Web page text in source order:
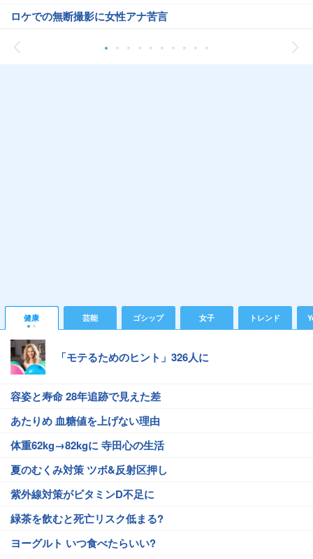
ロケでの無断撮影に女性アナ苦言
健康 芸能 ゴシップ 女子 トレンド
「モテるためのヒント」326人に
容姿と寿命 28年追跡で見えた差
あたりめ 血糖値を上げない理由
体重62kg→82kgに 寺田心の生活
夏のむくみ対策 ツボ&反射区押し
紫外線対策がビタミンD不足に
緑茶を飲むと死亡リスク低まる?
ヨーグルト いつ食べたらいい?